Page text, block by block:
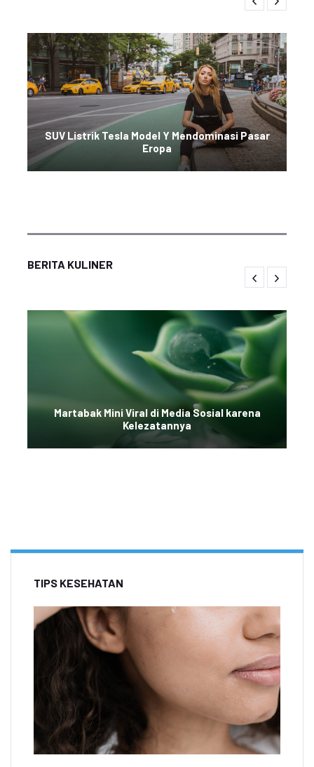
SUV Listrik Tesla Model Y Mendominasi Pasar
Eropa
BERITA KULINER
Martabak Mini Viral di Media Sosial karena
Kelezatannya
TIPS KESEHATAN